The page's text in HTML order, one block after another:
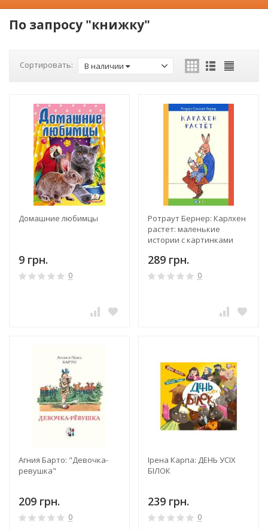
По запросу "книжку"
Сортировать: В наличии
Домашние любимцы
9 грн.
0
Ротраут Бернер: Карлхен
растет: маленькие
истории с картинками
289 грн.
0
Агния Барто: "Девочка-
ревушка"
209 грн.
0
Ірена Карпа: ДЕНЬ УСІХ
БІЛОК
239 грн.
0